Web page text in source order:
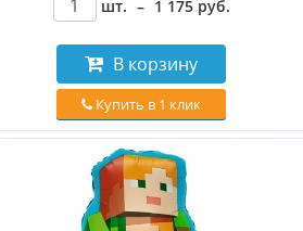
шт. – 1 175 руб.
В корзину
Купить в 1 клик